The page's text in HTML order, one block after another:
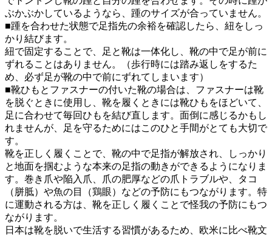
ぶかぶかしているようなら、踵のサイズが合っていません。
■踵を合わせた状態で足指先の余裕を確認したら、 紐をしっ
かり結びます。
紐で固定することで、足と靴は一体化し、靴の中で足が前に
ずれることはありません。（歩行時には踏み返しをするた
め、必ず足が靴の中で前にずれてしまいます）
■靴ひもとファスナーの付いた靴の場合は、ファスナーは靴
を脱ぐときに使用し、靴を履くときには靴ひもをほどいて、
足に合わせて毎回ひもを結び直します。面倒に感じるかもし
れませんが、足を守るためにはこのひと手間がとても大切で
す。
靴を正しく履くことで、靴の中で足指が解放され、しっかり
と地面を掴むような本来の足指の動きができるようになりま
す。巻き爪や陥入爪、爪の肥厚などの爪トラブルや、タコ
（胼胝）や魚の目（鶏眼）などの予防にもつながります。特
に運動される方は、靴を正しく履くことで怪我の予防にもつ
ながります。
日本は靴を脱いで生活する習慣があるため、欧米に比べ靴文